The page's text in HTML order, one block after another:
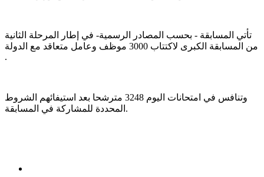
تأتي المسابقة - بحسب المصادر الرسمية- في إطار المرحلة الثانية
من المسابقة الكبرى لاكتتاب 3000 موظف وعامل متعاقد مع الدولة
.
وتنافس في امتحانات اليوم 3248 مترشحا بعد استيفائهم الشروط
المحددة للمشاركة في المسابقة.